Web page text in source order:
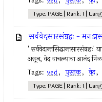
Type: PAGE | Rank: 1 |
सर्ववेदसारसंग्रहः -
'
असून, वेद वाचल्याचा आनंद
Tags: ved, पुस्तक, वेद,
Type: PAGE | Rank: 1 |